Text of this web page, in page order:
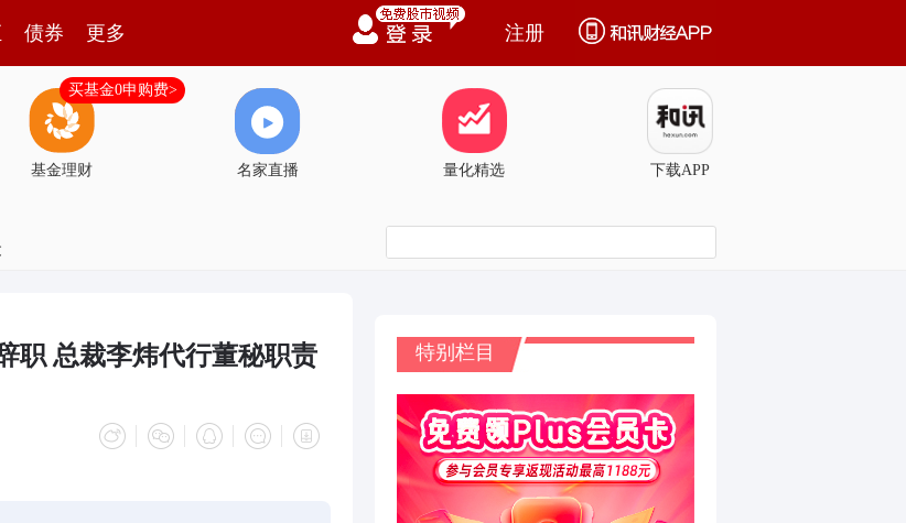
债券 更多 注册
基金理财
买基金0申购费>
名家直播 量化精选 下载APP
职 总裁李炜代行董秘职责